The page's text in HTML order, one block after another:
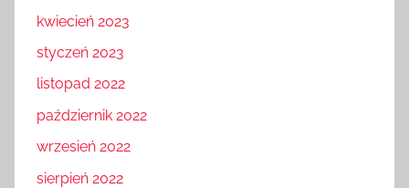
kwiecień 2023
styczeń 2023
listopad 2022
październik 2022
wrzesień 2022
sierpień 2022